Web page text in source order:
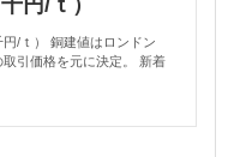
/ｔ） 銅建値はロンドン
引価格を元に決定。 新着